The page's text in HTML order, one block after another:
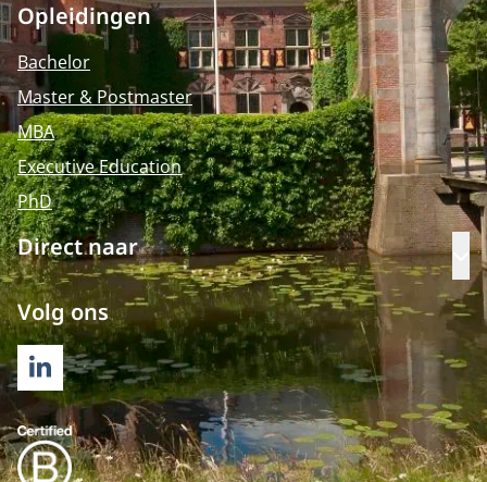
Opleidingen
Bachelor
Master & Postmaster
MBA
Executive Education
PhD
Direct naar
Volg ons
LINKEDIN